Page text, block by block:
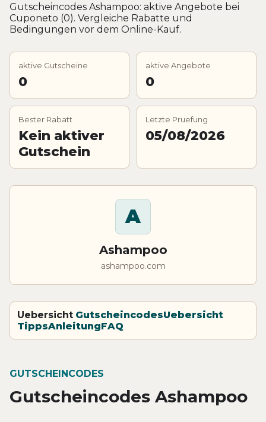
Gutscheincodes Ashampoo: aktive Angebote bei
Cuponeto (0). Vergleiche Rabatte und
Bedingungen vor dem Online-Kauf.
aktive Gutscheine
0
aktive Angebote
0
Bester Rabatt
Kein aktiver
Gutschein
Letzte Pruefung
05/08/2026
A
Ashampoo
ashampoo.com
Uebersicht GutscheincodesUebersicht
TippsAnleitungFAQ
GUTSCHEINCODES
Gutscheincodes Ashampoo